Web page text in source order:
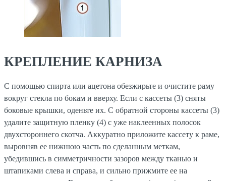
КРЕПЛЕНИЕ КАРНИЗА
С помощью спирта или ацетона обезжирьте и очистите раму
вокруг стекла по бокам и вверху. Если с кассеты (3) сняты
боковые крышки, оденьте их. С обратной стороны кассеты (3)
удалите защитную пленку (4) с уже наклеенных полосок
двухстороннего скотча. Аккуратно приложите кассету к раме,
выровняв ее нижнюю часть по сделанным меткам,
убедившись в симметричности зазоров между тканью и
штапиками слева и справа, и сильно прижмите ее на